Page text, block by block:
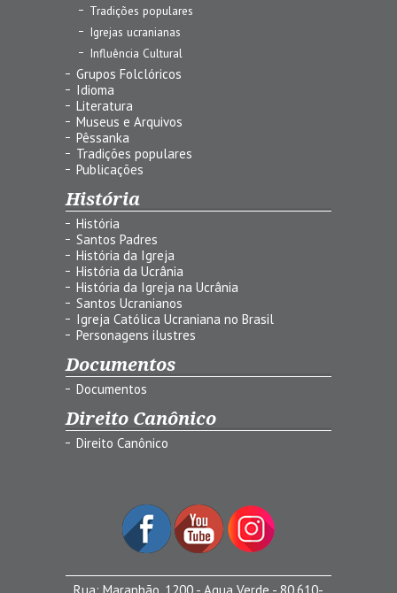
Tradições populares
Igrejas ucranianas
Influência Cultural
Grupos Folclóricos
Idioma
Literatura
Museus e Arquivos
Pêssanka
Tradições populares
Publicações
História
História
Santos Padres
História da Igreja
História da Ucrânia
História da Igreja na Ucrânia
Santos Ucranianos
Igreja Católica Ucraniana no Brasil
Personagens ilustres
Documentos
Documentos
Direito Canônico
Direito Canônico